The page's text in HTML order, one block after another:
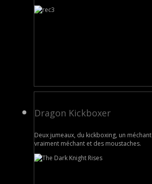
Dragon Kickboxer
Deux jumeaux, du kickboxing, un méchant
vraiment méchant et des moustaches.